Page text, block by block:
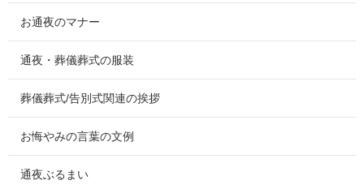
お通夜のマナー
通夜・葬儀葬式の服装
葬儀葬式/告別式関連の挨拶
お悔やみの言葉の文例
通夜ぶるまい